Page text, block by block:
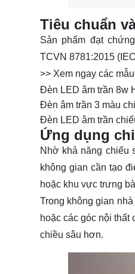
Tiêu chuẩn
Sản phẩm đạt
TCVN 8781:2015
>> Xem ngay các
Đèn LED âm trần 8w
Đèn âm trần 3 màu
Đèn LED âm trần
Ứng dụng
Nhờ khả năng chiếu
không gian cần tạo
hoặc khu vực trưng
Trong không gian
hoặc các góc nội thất
chiều sâu hơn.